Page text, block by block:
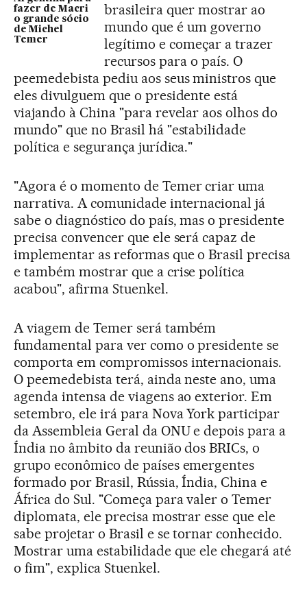
fazer de Macri
o grande sócio
de Michel
Temer
brasileira quer mostrar ao
mundo que é um governo
legítimo e começar a trazer
recursos para o país. O
peemedebista pediu aos seus ministros que
eles divulguem que o presidente está
viajando à China "para revelar aos olhos do
mundo" que no Brasil há "estabilidade
política e segurança jurídica."
"Agora é o momento de Temer criar uma
narrativa. A comunidade internacional já
sabe o diagnóstico do país, mas o presidente
precisa convencer que ele será capaz de
implementar as reformas que o Brasil precisa
e também mostrar que a crise política
acabou", afirma Stuenkel.
A viagem de Temer será também
fundamental para ver como o presidente se
comporta em compromissos internacionais.
O peemedebista terá, ainda neste ano, uma
agenda intensa de viagens ao exterior. Em
setembro, ele irá para Nova York participar
da Assembleia Geral da ONU e depois para a
Índia no âmbito da reunião dos BRICs, o
grupo econômico de países emergentes
formado por Brasil, Rússia, Índia, China e
África do Sul. "Começa para valer o Temer
diplomata, ele precisa mostrar esse que ele
sabe projetar o Brasil e se tornar conhecido.
Mostrar uma estabilidade que ele chegará até
o fim", explica Stuenkel.